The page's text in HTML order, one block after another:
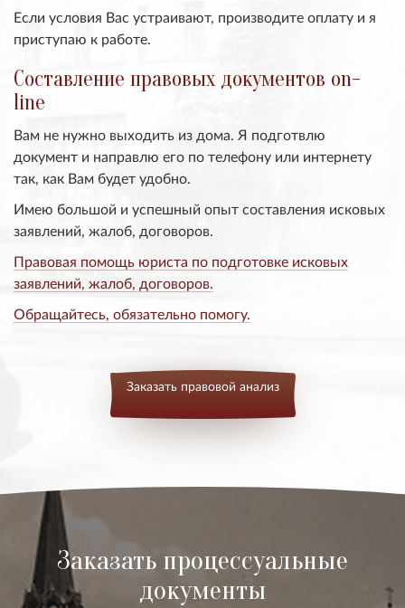
Если условия Вас устраивают, производите оплату и я
приступаю к работе.
Составление правовых документов on-
line
Вам не нужно выходить из дома. Я подготвлю
документ и направлю его по телефону или интернету
так, как Вам будет удобно.
Имею большой и успешный опыт составления исковых
заявлений, жалоб, договоров.
Правовая помощь юриста по подготовке исковых
заявлений, жалоб, договоров.
Обращайтесь, обязательно помогу.
Заказать правовой анализ
Заказать процессуальные
документы